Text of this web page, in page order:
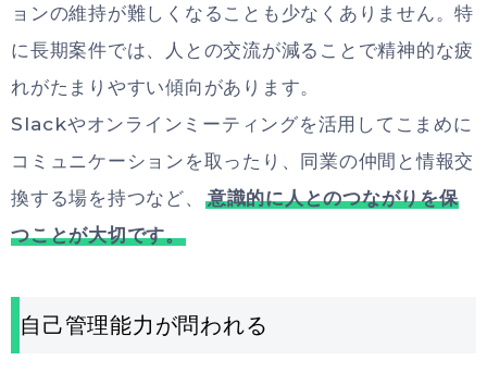
ョンの維持が難しくなることも少なくありません。特
に長期案件では、人との交流が減ることで精神的な疲
れがたまりやすい傾向があります。
Slackやオンラインミーティングを活用してこまめに
コミュニケーションを取ったり、同業の仲間と情報交
換する場を持つなど、
意識的に人とのつながりを保
つことが大切です。
自己管理能力が問われる